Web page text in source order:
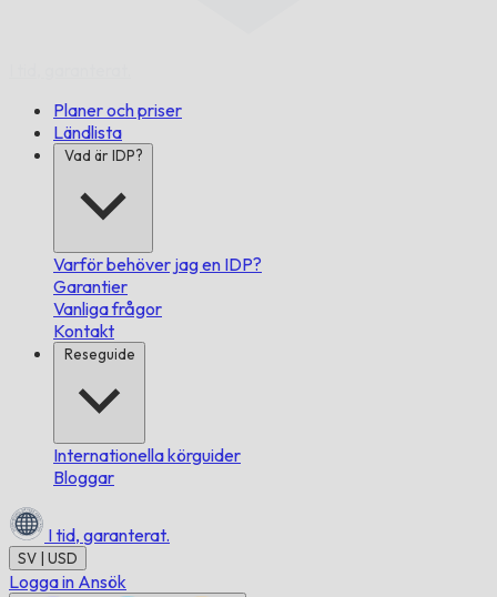
Planer och priser
Ländlista
Vad är IDP?
Varför behöver jag en IDP?
Garantier
Vanliga frågor
Kontakt
Reseguide
Internationella körguider
Bloggar
I tid, garanterat.
SV | USD
Logga in Ansök